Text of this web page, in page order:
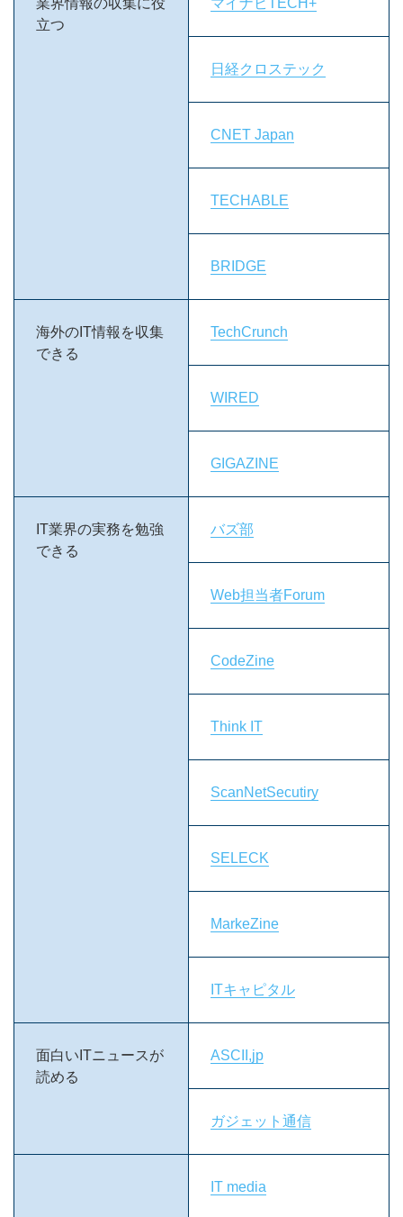
立つ
日経クロステック
CNET Japan
TECHABLE
BRIDGE
海外のIT情報を収集
できる
TechCrunch
WIRED
GIGAZINE
IT業界の実務を勉強
できる
バズ部
Web担当者Forum
CodeZine
Think IT
ScanNetSecutiry
SELECK
MarkeZine
ITキャピタル
面白いITニュースが
読める
ASCII,jp
ガジェット通信
IT media